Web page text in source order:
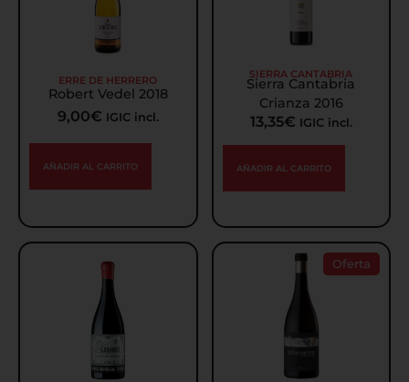
ERRE DE HERRERO
Robert Vedel 2018
9,00€ IGIC incl.
AÑADIR AL CARRITO
SIERRA CANTABRIA
Sierra Cantabria
Crianza 2016
13,35€ IGIC incl.
AÑADIR AL CARRITO
Oferta